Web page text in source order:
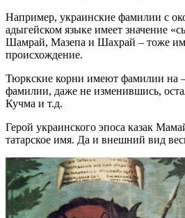
Например, украинские фамилии с
адыгейском языке имеет значение
Шамрай, Мазепа и Шахрай – тоже
происхождение.
Тюркские корни имеют фамилии на
фамилии, даже не изменившись,
Кучма и т.д.
Герой украинского эпоса казак
татарское имя. Да и внешний вид